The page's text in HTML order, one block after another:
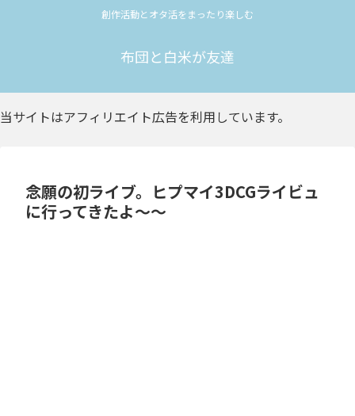
創作活動とオタ活をまったり楽しむ
布団と白米が友達
当サイトはアフィリエイト広告を利用しています。
念願の初ライブ。ヒプマイ3DCGライビュ
に行ってきたよ〜〜